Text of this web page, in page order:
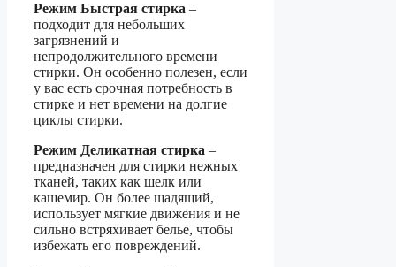
Режим Быстрая стирка –
подходит для небольших
загрязнений и
непродолжительного времени
стирки. Он особенно полезен, если
у вас есть срочная потребность в
стирке и нет времени на долгие
циклы стирки.
Режим Деликатная стирка –
предназначен для стирки нежных
тканей, таких как шелк или
кашемир. Он более щадящий,
использует мягкие движения и не
сильно встряхивает белье, чтобы
избежать его повреждений.